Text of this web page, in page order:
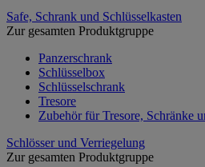
Safe, Schrank und Schlüsselkasten
Zur gesamten Produktgruppe
Panzerschrank
Schlüsselbox
Schlüsselschrank
Tresore
Zubehör für Tresore, Schränke
Schlösser und Verriegelung
Zur gesamten Produktgruppe